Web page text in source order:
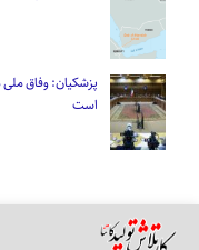
پزشکیان: وفاق
است